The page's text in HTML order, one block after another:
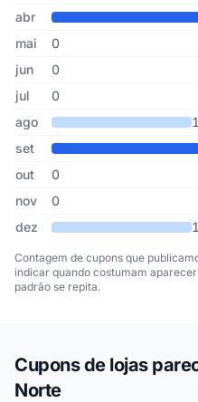
abr
mai
0
jun
0
jul
0
ago
1
set
out
0
nov
0
dez
1
Contagem de cupons que
indicar quando costumam
padrão se repita.
Cupons de lojas
Norte